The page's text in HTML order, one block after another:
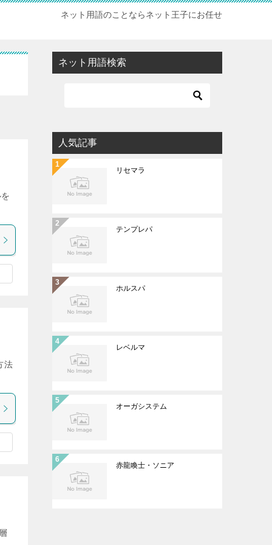
ネット用語のことならネット王子にお任せ
法
ネット用語検索
人気記事
リセマラ
テンプレパ
ホルスパ
レベルマ
オーガシステム
赤龍喚士・ソニア